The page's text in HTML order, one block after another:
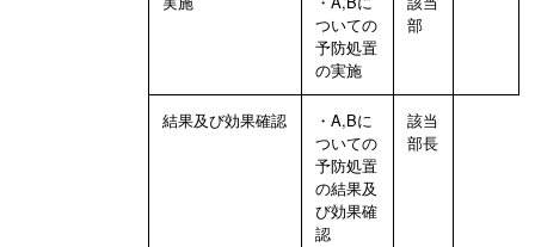
ついての
予防処置
の実施
部
結果及び効果確認
・A,Bに
ついての
予防処置
の結果及
び効果確
認
該当
部長